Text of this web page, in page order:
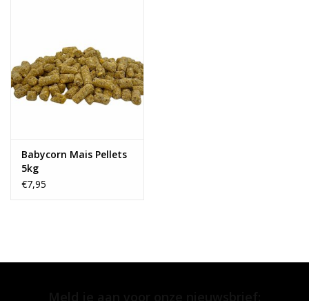
Cadeaubon
Summer Deals
Babycorn Mais Pellets
5kg
€7,95